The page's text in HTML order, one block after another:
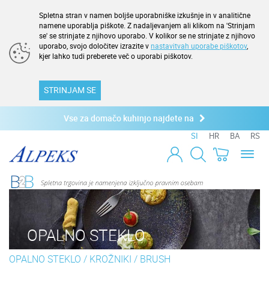
Spletna stran v namen boljše uporabniške izkušnje in v analitične
namene uporablja piškote. Z nadaljevanjem ali klikom na 'Strinjam
se' se strinjate z njihovo uporabo. V kolikor se ne strinjate z njihovo
uporabo, svojo določitev izrazite vnastavitvah uporabe piškotov,
kjer lahko tudi preberete več o uporabi piškotov.
STRINJAM SE
Vse za domačo kuhinjo najdete na
SI HR BA
RS
Toggle
OPALNO STEKLO
OPALNO STEKLO / KROŽNIKI / BRUSH